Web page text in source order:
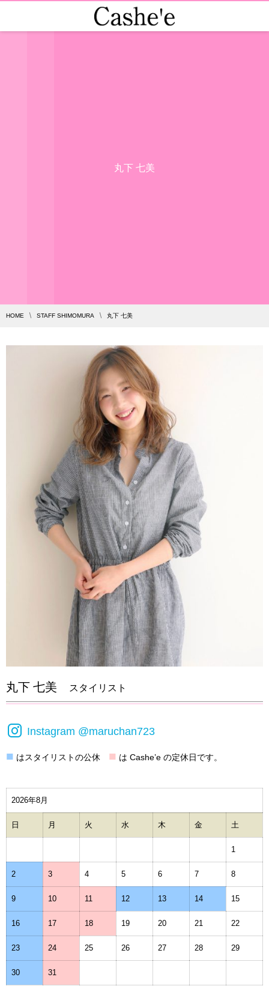
丸下 七美
HOME STAFF SHIMOMURA 丸下 七美
丸下 七美 スタイリスト
Instagram @maruchan723
■ はスタイリストの公休 ■ は Cashe’e の定休日です。
2026年8月
日 月 火 水 木 金 土
1
2 3 4 5 6 7 8
9 10 11 12 13 14 15
16 17 18 19 20 21 22
23 24 25 26 27 28 29
30 31